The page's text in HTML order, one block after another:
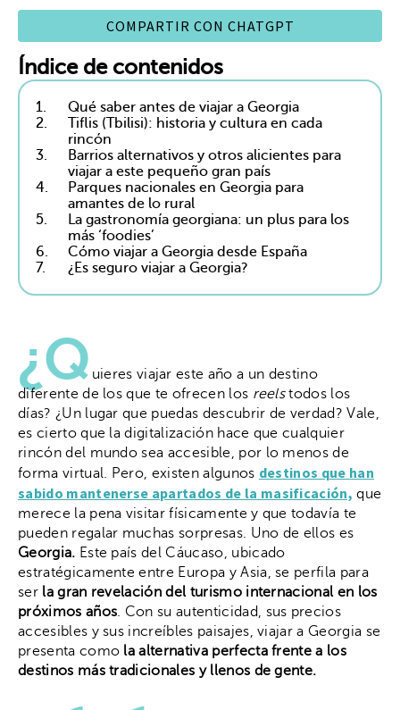
COMPARTIR CON CHATGPT
Índice de contenidos
1.
Qué saber antes de viajar a Georgia
2.
Tiflis (Tbilisi): historia y cultura en cada
rincón
3.
Barrios alternativos y otros alicientes para
viajar a este pequeño gran país
4.
Parques nacionales en Georgia para
amantes de lo rural
5.
La gastronomía georgiana: un plus para los
más ‘foodies’
6.
Cómo viajar a Georgia desde España
7.
¿Es seguro viajar a Georgia?
¿Q uieres viajar este año a un destino
diferente de los que te ofrecen los reelstodos los
días? ¿Un lugar que puedas descubrir de verdad? Vale,
es cierto que la digitalización hace que cualquier
rincón del mundo sea accesible, por lo menos de
forma virtual. Pero, existen algunos destinos que han
sabido mantenerse apartados de la masificación, que
merece la pena visitar físicamente y que todavía te
pueden regalar muchas sorpresas. Uno de ellos es
Georgia. Este país del Cáucaso, ubicado
estratégicamente entre Europa y Asia, se perfila para
ser la gran revelación del turismo internacional en los
próximos años. Con su autenticidad, sus precios
accesibles y sus increíbles paisajes, viajar a Georgia se
presenta como la alternativa perfecta frente a los
destinos más tradicionales y llenos de gente.